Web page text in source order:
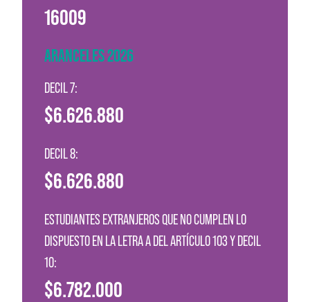
16009
ARANCELES 2026
DECIL 7:
$6.626.880
DECIL 8:
$6.626.880
ESTUDIANTES EXTRANJEROS QUE NO CUMPLEN LO
DISPUESTO EN LA LETRA A DEL ARTÍCULO 103 Y DECIL
10:
$6.782.000